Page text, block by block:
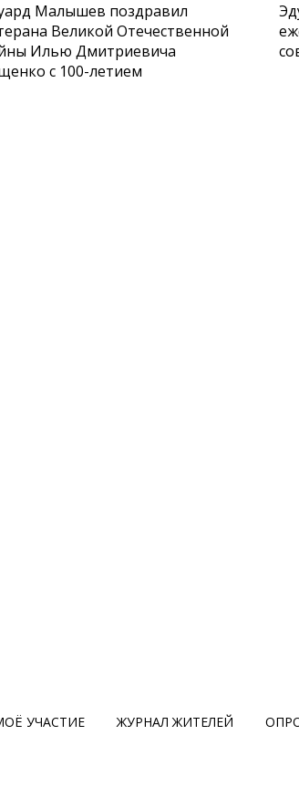
Малышев поздравил
Великой Отечественной
Илью Дмитриевича
с 100-летием
УЧАСТИЕ ЖУРНАЛ ЖИТЕЛЕЙ